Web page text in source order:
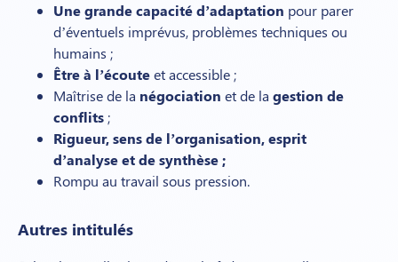
Une grande capacité d’adaptation pour parer
d’éventuels imprévus, problèmes techniques ou
humains ;
Être à l’écouteet accessible ;
Maîtrise de la négociation et de la gestion de
conflits ;
Rigueur, sens de l’organisation, esprit
d’analyse et de synthèse ;
Rompu au travail sous pression.
Autres intitulés